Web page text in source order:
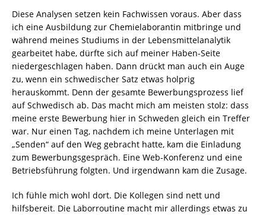
Diese Analysen setzen kein Fachwissen voraus. Aber dass
ich eine Ausbildung zur Chemielaborantin mitbringe und
während meines Studiums in der Lebensmittelanalytik
gearbeitet habe, dürfte sich auf meiner Haben-Seite
niedergeschlagen haben. Dann drückt man auch ein Auge
zu, wenn ein schwedischer Satz etwas holprig
herauskommt. Denn der gesamte Bewerbungsprozess lief
auf Schwedisch ab. Das macht mich am meisten stolz: dass
meine erste Bewerbung hier in Schweden gleich ein Treffer
war. Nur einen Tag, nachdem ich meine Unterlagen mit
„Senden“ auf den Weg gebracht hatte, kam die Einladung
zum Bewerbungsgespräch. Eine Web-Konferenz und eine
Betriebsführung folgten. Und irgendwann kam die Zusage.
Ich fühle mich wohl dort. Die Kollegen sind nett und
hilfsbereit. Die Laborroutine macht mir allerdings etwas zu